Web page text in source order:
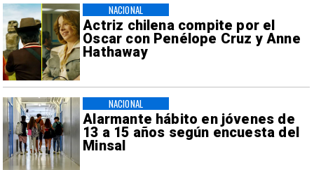
Actriz chilena compite por el
Oscar con Penélope Cruz y Anne
Hathaway
NACIONAL
Alarmante hábito en jóvenes de
13 a 15 años según encuesta del
Minsal
NACIONAL